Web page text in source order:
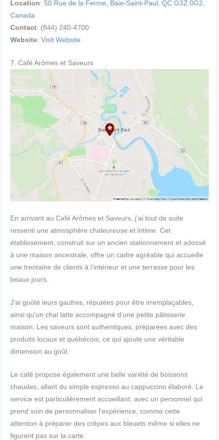
Location:50 Rue de la Ferme, Baie-Saint-Paul, QC G3Z 0G2,
Canada
Contact: (844) 240-4700
Website:Visit Website
7. Café Arômes et Saveurs
En arrivant au Café Arômes et Saveurs, j’ai tout de suite
ressenti une atmosphère chaleureuse et intime. Cet
établissement, construit sur un ancien stationnement et adossé
à une maison ancestrale, offre un cadre agréable qui accueille
une trentaine de clients à l’intérieur et une terrasse pour les
beaux jours.
J’ai goûté leurs gaufres, réputées pour être irremplaçables,
ainsi qu’un chai latte accompagné d’une petite pâtisserie
maison. Les saveurs sont authentiques, préparées avec des
produits locaux et québécois, ce qui ajoute une véritable
dimension au goût.
Le café propose également une belle variété de boissons
chaudes, allant du simple espresso au cappuccino élaboré. Le
service est particulièrement accueillant, avec un personnel qui
prend soin de personnaliser l’expérience, comme cette
attention à préparer des crêpes aux bleuets même si elles ne
figurent pas sur la carte.